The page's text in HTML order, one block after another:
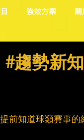
強效方案
趨勢新知
前知道球類賽事的